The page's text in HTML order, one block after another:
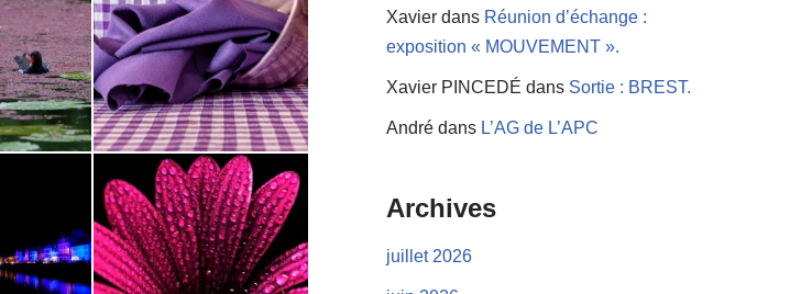
Xavier dans Réunion d’échange :
exposition « MOUVEMENT ».
Xavier PINCEDÉ dans Sortie : BREST.
André dans L’AG de L’APC
Archives
juillet 2026